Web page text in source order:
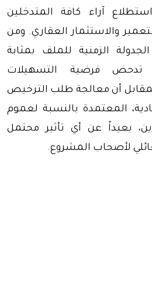
آراء كافة المتدخلين
والاستثمار العقاري. ومن
الزمنية للملف بمثابة
تدحض فرضية التسهيلات
المقابل أن معالجة طلب الترخيص
المعتمدة بالنسبة لعموم
بعيداً عن أي تأثير محتمل
لأصحاب المشروع.